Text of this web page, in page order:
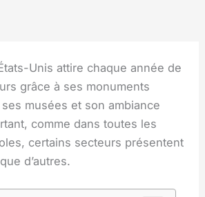
Unis attire chaque année de
grâce à ses monuments
musées et son ambiance
comme dans toutes les
certains secteurs présentent
d’autres.